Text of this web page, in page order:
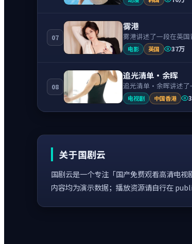
07
雾港
雾港讲述了一段在英
电影 英国 37万
08
追光清单·余晖
追光清单·余晖讲述了
电视剧 中国香港
关于国剧云
国剧云是一个专注「国产免费观看高清电
内容均为演示数据；播放资源请自行在